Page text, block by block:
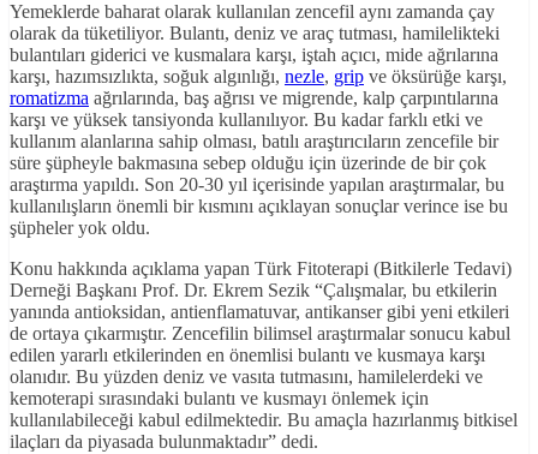
Yemeklerde baharat olarak kullanılan zencefil aynı zamanda çay
olarak da tüketiliyor. Bulantı, deniz ve araç tutması, hamilelikteki
bulantıları giderici ve kusmalara karşı, iştah açıcı, mide ağrılarına
karşı, hazımsızlıkta, soğuk algınlığı, nezle, grip ve öksürüğe karşı,
romatizma ağrılarında, baş ağrısı ve migrende, kalp çarpıntılarına
karşı ve yüksek tansiyonda kullanılıyor. Bu kadar farklı etki ve
kullanım alanlarına sahip olması, batılı araştırıcıların zencefile bir
süre şüpheyle bakmasına sebep olduğu için üzerinde de bir çok
araştırma yapıldı. Son 20-30 yıl içerisinde yapılan araştırmalar, bu
kullanılışların önemli bir kısmını açıklayan sonuçlar verince ise bu
şüpheler yok oldu.
Konu hakkında açıklama yapan Türk Fitoterapi (Bitkilerle Tedavi)
Derneği Başkanı Prof. Dr. Ekrem Sezik “Çalışmalar, bu etkilerin
yanında antioksidan, antienflamatuvar, antikanser gibi yeni etkileri
de ortaya çıkarmıştır. Zencefilin bilimsel araştırmalar sonucu kabul
edilen yararlı etkilerinden en önemlisi bulantı ve kusmaya karşı
olanıdır. Bu yüzden deniz ve vasıta tutmasını, hamilelerdeki ve
kemoterapi sırasındaki bulantı ve kusmayı önlemek için
kullanılabileceği kabul edilmektedir. Bu amaçla hazırlanmış bitkisel
ilaçları da piyasada bulunmaktadır” dedi.